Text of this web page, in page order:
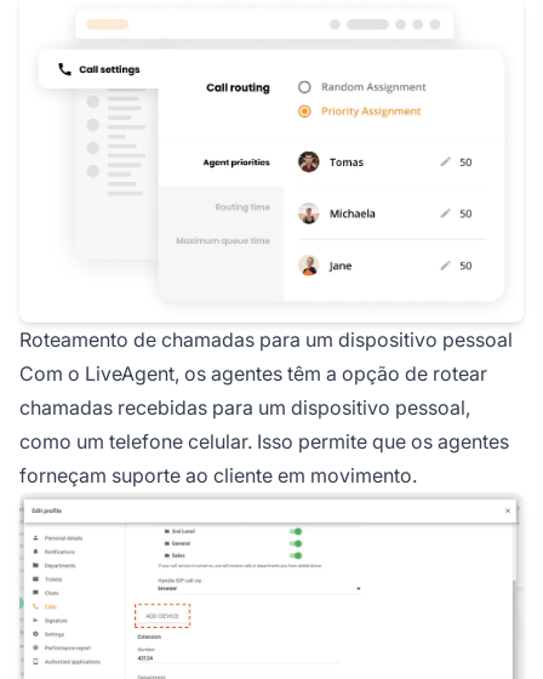
Roteamento de chamadas para um dispositivo pessoal
Com o LiveAgent, os agentes têm a opção de rotear
chamadas recebidas para um dispositivo pessoal,
como um telefone celular. Isso permite que os agentes
forneçam suporte ao cliente em movimento.